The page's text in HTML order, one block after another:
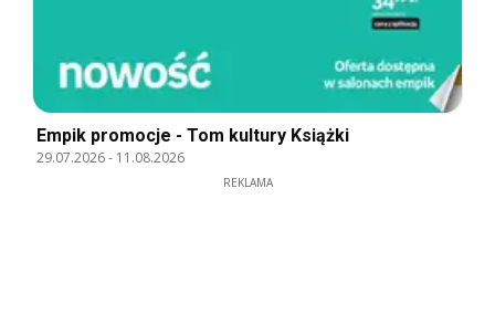
Empik promocje - Tom kultury Książki
29.07.2026- 11.08.2026
REKLAMA